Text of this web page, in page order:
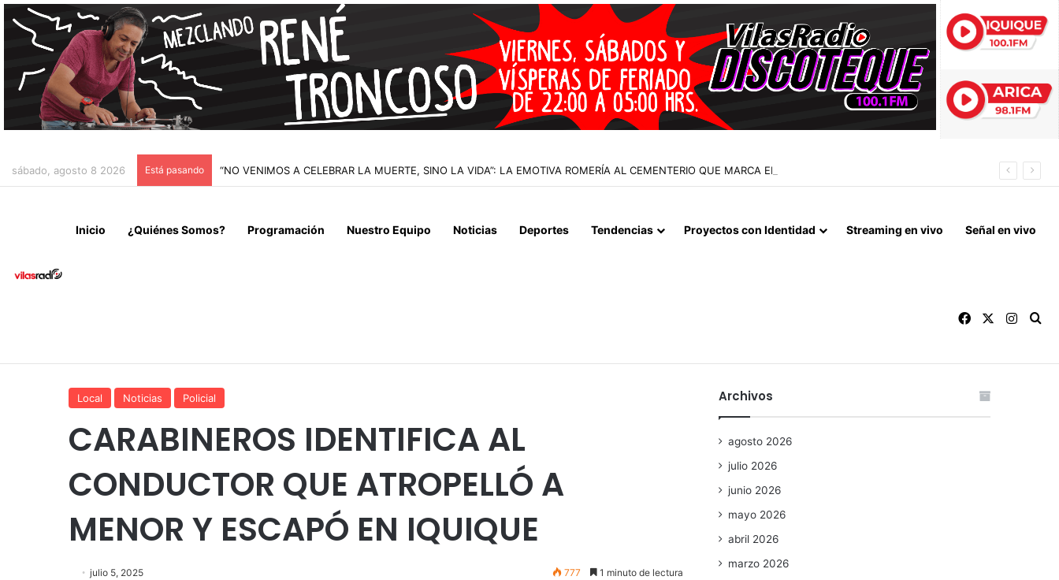
sábado, agosto 8 2026 Está pasando “NO VENIMOS A CELEBRAR LA MUERTE, SINO LA VIDA”: LA EMOTIVA ROMERÍA AL CEMENTERIO QUE MARCA EL CORAZÓN DE LA FIESTA DE SAN LORENZO
Inicio ¿Quiénes Somos? Programación Nuestro Equipo Noticias Deportes Tendencias Proyectos con Identidad Streaming en vivo Señal en vivo
Facebook
Local Noticias Policial
CARABINEROS IDENTIFICA AL
CONDUCTOR QUE ATROPELLÓ A
MENOR Y ESCAPÓ EN IQUIQUE
julio 5, 2025 777 1 minuto de lectura
Archivos
agosto 2026
julio 2026
junio 2026
mayo 2026
abril 2026
marzo 2026